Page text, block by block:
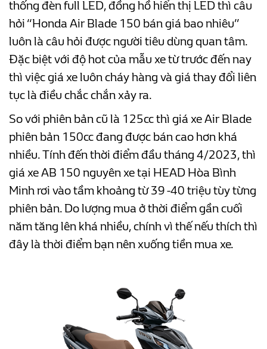
thống đèn full LED, đồng hồ hiển thị LED thì câu
hỏi “Honda Air Blade 150 bán giá bao nhiêu”
luôn là câu hỏi được người tiêu dùng quan tâm.
Đặc biệt với độ hot của mẫu xe từ trước đến nay
thì việc giá xe luôn cháy hàng và giá thay đổi liên
tục là điều chắc chắn xảy ra.
So với phiên bản cũ là 125cc thì giá xe Air Blade
phiên bản 150cc đang được bán cao hơn khá
nhiều. Tính đến thời điểm đầu tháng 4/2023, thì
giá xe AB 150 nguyên xe tại HEAD Hòa Bình
Minh rơi vào tầm khoảng từ 39 -40 triệu tùy từng
phiên bản. Do lượng mua ở thời điểm gần cuối
năm tăng lên khá nhiều, chính vì thế nếu thích thì
đây là thời điểm bạn nên xuống tiền mua xe.